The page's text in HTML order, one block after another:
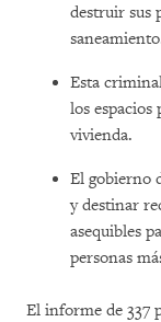
destruir sus
Esta
los espacios
vivienda.
El gobierno
y destinar
asequibles
personas
El informe de 337